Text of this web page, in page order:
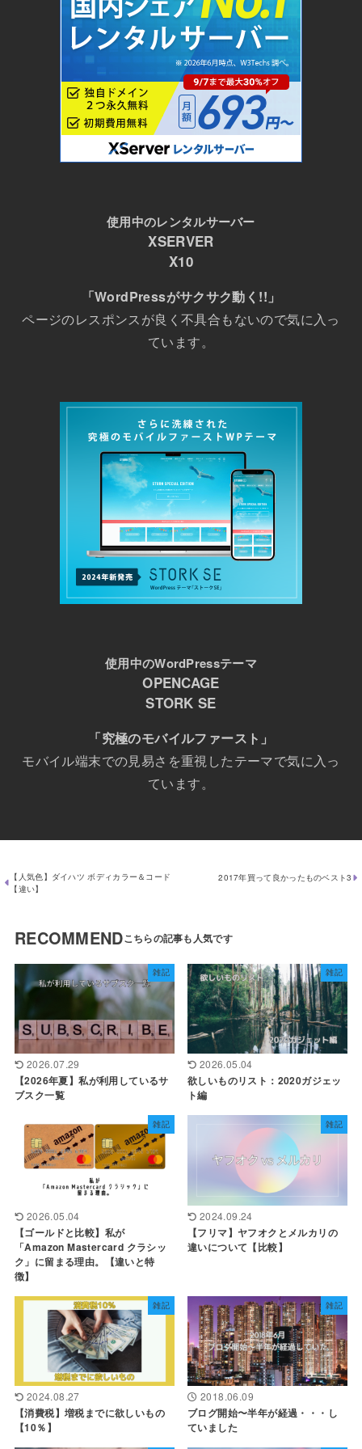
使用中のレンタルサーバー
XSERVER
X10
「WordPressがサクサク動く!!」
ページのレスポンスが良く不具合もないので気に入っ
ています。
使用中のWordPressテーマ
OPENCAGE
STORK SE
「究極のモバイルファースト」
モバイル端末での見易さを重視したテーマで気に入っ
ています。
【人気色】ダイハツ ボディカラー＆コード
【違い】
2017年買って良かったものベスト3
RECOMMEND
雑記
2026.07.29
【2026年夏】私が利用しているサ
ブスク一覧
雑記
2026.05.04
欲しいものリスト：2020ガジェッ
ト編
雑記
2026.05.04
【ゴールドと比較】私が
「Amazon Mastercard クラシッ
ク」に留まる理由。【違いと特
徴】
雑記
2024.09.24
【フリマ】ヤフオクとメルカリの
違いについて【比較】
雑記
2024.08.27
【消費税】増税までに欲しいもの
【10％】
雑記
2018.06.09
ブログ開始〜半年が経過・・・し
ていました